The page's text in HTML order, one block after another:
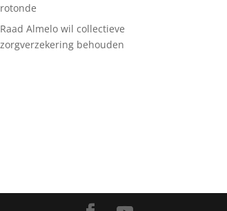
rotonde
Raad Almelo wil collectieve
zorgverzekering behouden